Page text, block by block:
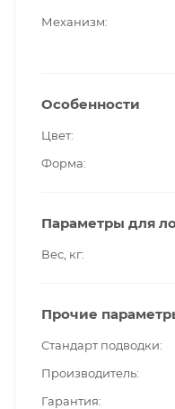
Механизм
Особенности
Цвет
Форма
Параметры для
Вес, кг
Прочие
Стандарт подводки
Производитель
Гарантия